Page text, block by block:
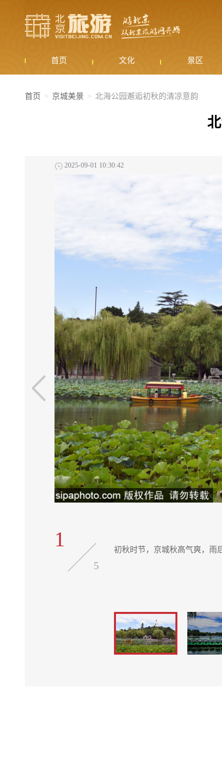
首页 文化 景区
首页 京城美景 北海公园邂逅初秋的清凉意韵
2025-09-01 10:30:42
1
5
初秋时节，京城秋高气爽，雨